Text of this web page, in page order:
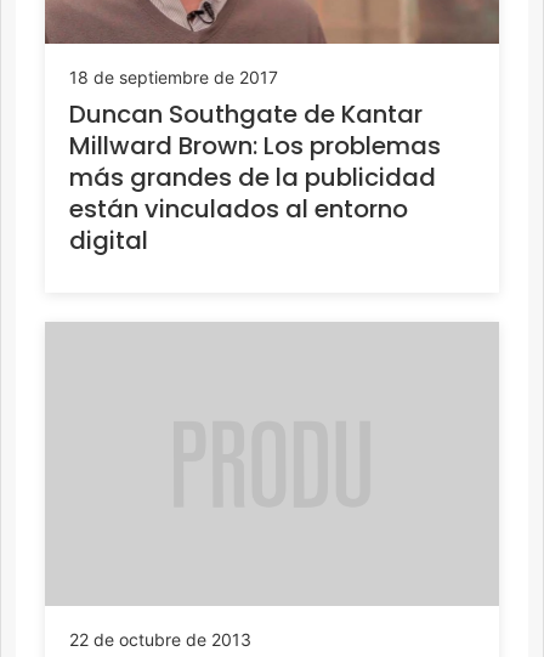
18 de septiembre de 2017
Duncan Southgate de Kantar
Millward Brown: Los problemas
más grandes de la publicidad
están vinculados al entorno
digital
22 de octubre de 2013